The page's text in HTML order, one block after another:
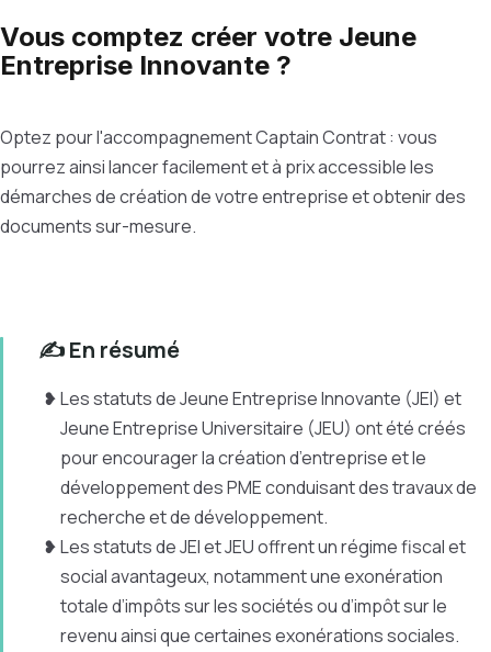
Vous comptez créer votre Jeune
Entreprise Innovante ?
Optez pour l'accompagnement Captain Contrat : vous
pourrez ainsi lancer facilement et à prix accessible les
démarches de création de votre entreprise et obtenir des
documents sur-mesure.
✍️ En résumé
Les statuts de Jeune Entreprise Innovante (JEI) et
Jeune Entreprise Universitaire (JEU) ont été créés
pour encourager la création d’entreprise et le
développement des PME conduisant des travaux de
recherche et de développement.
Les statuts de JEI et JEU offrent un régime fiscal et
social avantageux, notamment une exonération
totale d’impôts sur les sociétés ou d’impôt sur le
revenu ainsi que certaines exonérations sociales.